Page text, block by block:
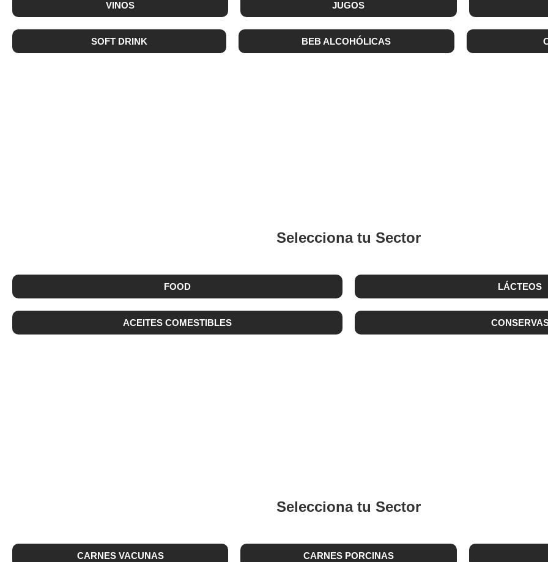
VINOS JUGOS
SOFT DRINK BEB ALCOHÓLICAS
Selecciona tu Sector
FOOD LÁCTEOS
ACEITES COMESTIBLES
Selecciona tu Sector
CARNES VACUNAS CARNES PORCINAS